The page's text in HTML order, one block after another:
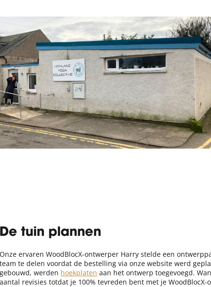
De tuin plannen
Onze ervaren WoodBlocX-ontwerper Harry stelde een
team te delen voordat de bestelling via onze website werd
gebouwd, werden hoekplaten aan het ontwerp toegevoegd.
aantal revisies totdat je 100% tevreden bent met je WoodBlocX-